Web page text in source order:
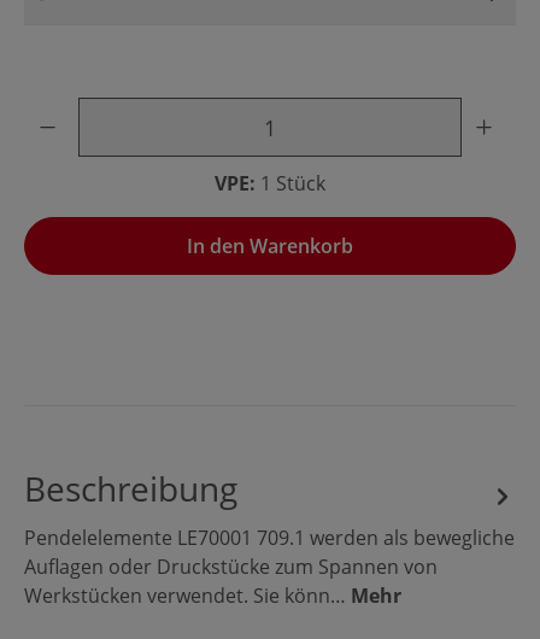
VPE: 1 Stück
In den Warenkorb
Beschreibung
Pendelelemente LE70001 709.1 werden als bewegliche
Auflagen oder Druckstücke zum Spannen von
Werkstücken verwendet. Sie könn… Mehr